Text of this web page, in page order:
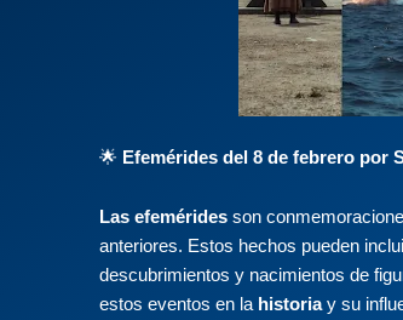
🌟 Efemérides del 8 de febrero por
Las efemérides son
anteriores. Estos hechos pueden
descubrimientos y nacimientos de
estos eventos en la historiay su